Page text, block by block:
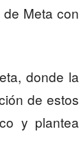
Meta con
donde la
de estos
y plantea